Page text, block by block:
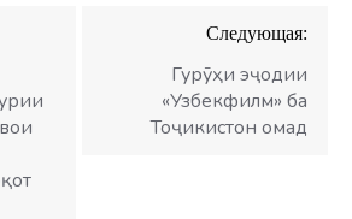
Следующая:
Гурӯҳи эҷодии
«Узбекфилм» ба
Тоҷикистон омад